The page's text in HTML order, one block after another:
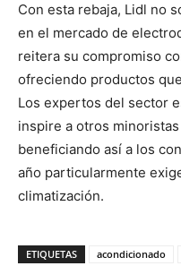
Con esta rebaja, Lidl no
en el mercado de
reitera su compromiso
ofreciendo productos
Los expertos del sector
inspire a otros
beneficiando así a los
año particularmente
climatización.
ETIQUETAS acondicionado